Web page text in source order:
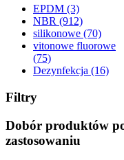
EPDM (3)
NBR (912)
silikonowe (70)
vitonowe fluorowe
(75)
Dezynfekcja (16)
Filtry
Dobór produktów
zastosowaniu